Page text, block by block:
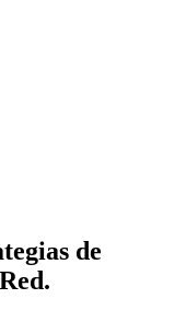
de